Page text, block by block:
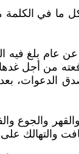
٢٠١٨ كان فاجعة فلسطينية
عن عام بلغ
من أجل
الدعوات،
والجوع
والتهالك على